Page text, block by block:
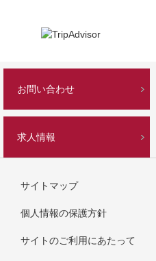
お問い合わせ
求人情報
サイトマップ
個人情報の保護方針
サイトのご利用にあたって